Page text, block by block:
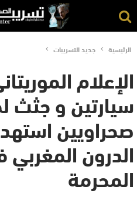
الرئيسية جديد التسريبات
الإعلام
سيارتين و جثث
صحراويين
الدرون
المحرمة